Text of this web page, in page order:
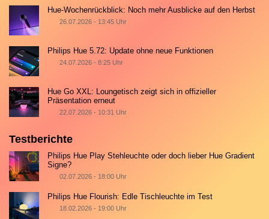
Hue-Wochenrückblick: Noch mehr Ausblicke auf den Herbst
26.07.2026 - 13:45 Uhr
Philips Hue 5.72: Update ohne neue Funktionen
24.07.2026 - 8:25 Uhr
Hue Go XXL: Loungetisch zeigt sich in offizieller
Präsentation erneut
22.07.2026 - 10:31 Uhr
Testberichte
Philips Hue Play Stehleuchte oder doch lieber Hue Gradient
Signe?
02.07.2026 - 18:00 Uhr
Philips Hue Flourish: Edle Tischleuchte im Test
18.02.2026 - 19:00 Uhr